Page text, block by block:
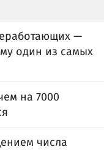
—
один из самых
на 7000
числа